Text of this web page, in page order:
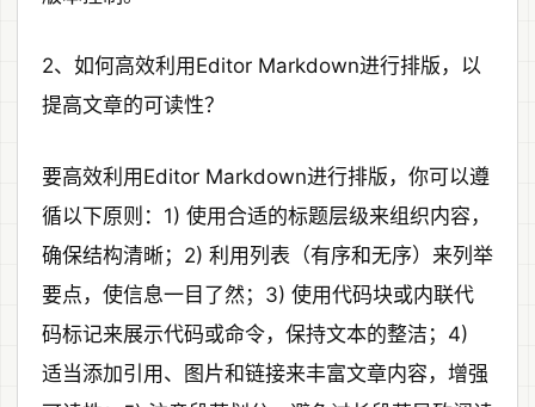
2、如何高效利用Editor Markdown进行排版，以
提高文章的可读性？
要高效利用Editor Markdown进行排版，你可以遵
循以下原则：1) 使用合适的标题层级来组织内容，
确保结构清晰；2) 利用列表（有序和无序）来列举
要点，使信息一目了然；3) 使用代码块或内联代
码标记来展示代码或命令，保持文本的整洁；4)
适当添加引用、图片和链接来丰富文章内容，增强